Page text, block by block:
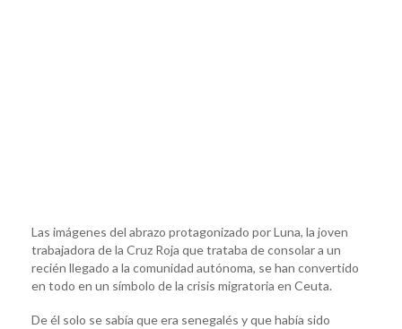
Las imágenes del abrazo protagonizado por Luna, la joven
trabajadora de la Cruz Roja que trataba de consolar a un
recién llegado a la comunidad autónoma, se han convertido
en todo en un símbolo de la crisis migratoria en Ceuta.
De él solo se sabía que era senegalés y que había sido